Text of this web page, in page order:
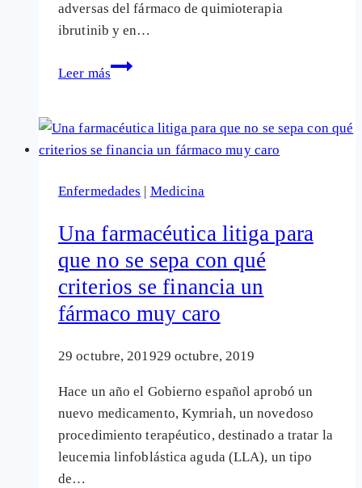
adversas del fármaco de quimioterapia
ibrutinib y en…
Leer más
Efectos
y
raros)
ibuprofeno
de
fármacos
para
cáncer
Enfermedades Medicina
Una farmacéutica litiga para
que no se sepa con qué
criterios se financia un
fármaco muy caro
29 octubre, 201929 octubre, 2019
Hace un año el Gobierno español aprobó un
nuevo medicamento, Kymriah, un novedoso
procedimiento terapéutico, destinado a tratar la
leucemia linfoblástica aguda (LLA), un tipo
de…